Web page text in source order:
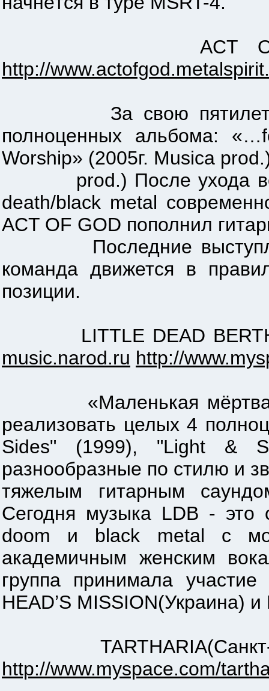
ACT OF
http://
За свою пятилетнюю
полноценных альбома:
Worship» (2005г. Musica
prod.) После ухода
death/black metal
ACT OF GOD пополнил
Последние
команда движется в
позиции.
LITTLE DEAD BERTHA
music.narod.ru http://
«Маленькая мёртвая
реализовать целых 4
Sides" (1999), "Light &
разнообразные по стилю и
тяжелым гитарным
Сегодня музыка LDB - это
doom и black metal с
академичным женским
группа принимала
HEAD’S MISSION(Украина)
TARTHARIA(Санкт-
http://www.myspace.com/